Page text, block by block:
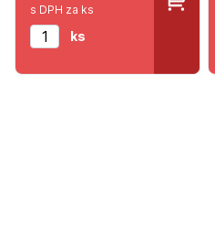
s DPH za ks
ks